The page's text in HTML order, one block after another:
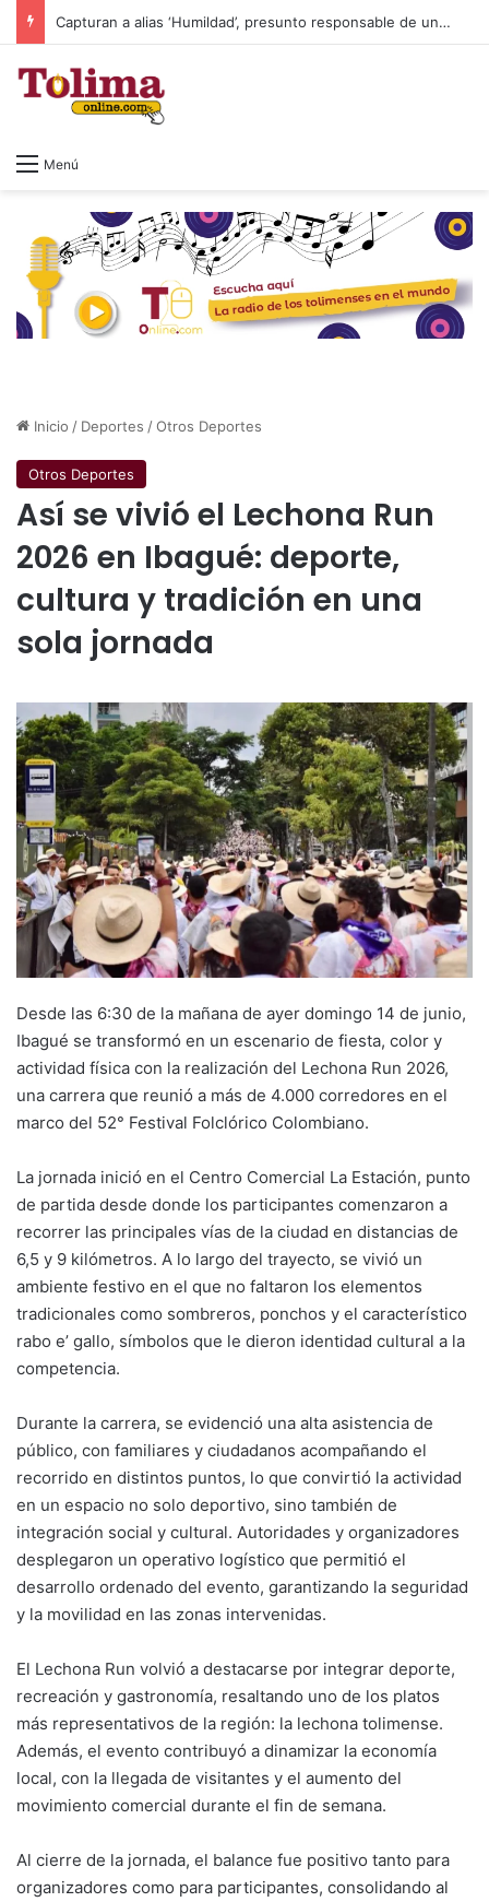
Capturan a alias ‘Humildad’, presunto responsable de un homicidio ocurrido en Ibagué
Menú
Inicio / Deportes /Otros Deportes
Otros Deportes
Así se vivió el Lechona Run
2026 en Ibagué: deporte,
cultura y tradición en una
sola jornada
Desde las 6:30 de la mañana de ayer domingo 14 de junio,
Ibagué se transformó en un escenario de fiesta, color y
actividad física con la realización del Lechona Run 2026,
una carrera que reunió a más de 4.000 corredores en el
marco del 52° Festival Folclórico Colombiano.
La jornada inició en el Centro Comercial La Estación, punto
de partida desde donde los participantes comenzaron a
recorrer las principales vías de la ciudad en distancias de
6,5 y 9 kilómetros. A lo largo del trayecto, se vivió un
ambiente festivo en el que no faltaron los elementos
tradicionales como sombreros, ponchos y el característico
rabo e’ gallo, símbolos que le dieron identidad cultural a la
competencia.
Durante la carrera, se evidenció una alta asistencia de
público, con familiares y ciudadanos acompañando el
recorrido en distintos puntos, lo que convirtió la actividad
en un espacio no solo deportivo, sino también de
integración social y cultural. Autoridades y organizadores
desplegaron un operativo logístico que permitió el
desarrollo ordenado del evento, garantizando la seguridad
y la movilidad en las zonas intervenidas.
El Lechona Run volvió a destacarse por integrar deporte,
recreación y gastronomía, resaltando uno de los platos
más representativos de la región: la lechona tolimense.
Además, el evento contribuyó a dinamizar la economía
local, con la llegada de visitantes y el aumento del
movimiento comercial durante el fin de semana.
Al cierre de la jornada, el balance fue positivo tanto para
organizadores como para participantes, consolidando al